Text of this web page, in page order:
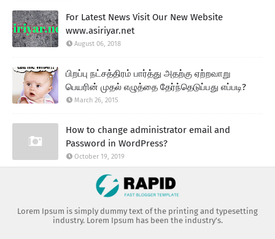
For Latest News Visit Our New Website
www.asiriyar.net
August 06, 2018
பிறப்பு நட்சத்திரம் பார்த்து அதற்கு ஏற்றவாறு
பெயரின் முதல் எழுத்தை தேர்ந்தெடுப்பது எப்படி?
March 26, 2015
How to change administrator email and
Password in WordPress?
October 19, 2019
Lorem Ipsum is simply dummy text of the printing and typesetting
industry. Lorem Ipsum has been the industry's.